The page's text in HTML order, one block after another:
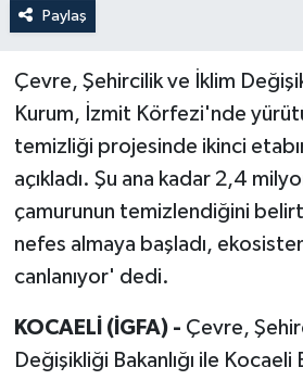
Paylaş
Çevre, Şehircilik ve İklim
Kurum, İzmit Körfezi'nde
temizliği projesinde ikinci
açıkladı. Şu ana kadar 2,4
çamurunun temizlendiğini
nefes almaya başladı,
canlanıyor' dedi.
KOCAELİ (İGFA) - Çevre,
Değişikliği Bakanlığı ile Kocaeli